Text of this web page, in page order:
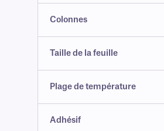
Colonnes
Taille de la feuille
Plage de température
Adhésif